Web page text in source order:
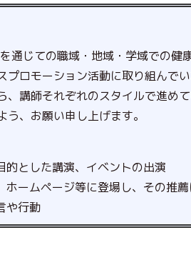
通じての職域・地域・学域での健
ロモーション活動に取り組んでい
講師それぞれのスタイルで進め
、お願い申し上げます。
とした講演、イベントの出演
ームページ等に登場し、その推
や行動